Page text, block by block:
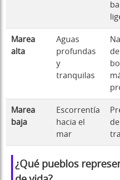
Marea
alta
Aguas
profundas
y
tranquilas
de
Marea
baja
Escorrentía
hacia el
mar
¿Qué pueblos